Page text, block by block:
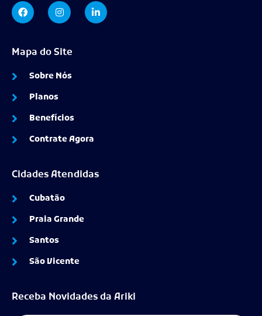
Mapa do Site
Sobre Nós
Planos
Benefícios
Contrate Agora
Cidades Atendidas
Cubatão
Praia Grande
Santos
São Vicente
Receba Novidades da Ariki